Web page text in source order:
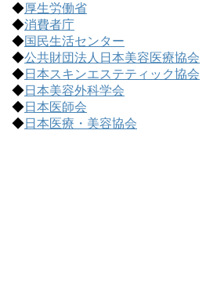
ー
で
記
事
を
探
す
◆厚生労働省
◆消費者庁
◆国民生活センター
◆公共財団法人日本美容医療協会
◆日本スキンエステティック協会
◆日本美容外科学会
◆日本医師会
◆日本医療・美容協会